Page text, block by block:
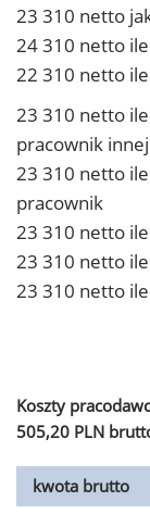
23 310 netto
24 310 netto
22 310 netto
23 310 netto
pracownik
23 310 netto
pracownik
23 310 netto
23 310 netto
23 310 netto
Koszty
505,20 PLN
kwota brutto